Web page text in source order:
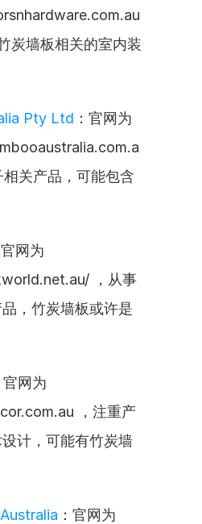
炭墙板相关的室内装
Pty Ltd ：官网为
关产品，可能包含
官网为
，从事
，竹炭墙板或许是
官网为
，注重产
计，可能有竹炭墙
：官网为